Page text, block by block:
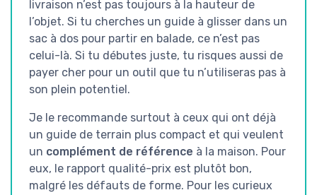
livraison n’est pas toujours à la hauteur de
l’objet. Si tu cherches un guide à glisser dans un
sac à dos pour partir en balade, ce n’est pas
celui-là. Si tu débutes juste, tu risques aussi de
payer cher pour un outil que tu n’utiliseras pas à
son plein potentiel.
Je le recommande surtout à ceux qui ont déjà
un guide de terrain plus compact et qui veulent
un complément de référence à la maison. Pour
eux, le rapport qualité-prix est plutôt bon,
malgré les défauts de forme. Pour les curieux